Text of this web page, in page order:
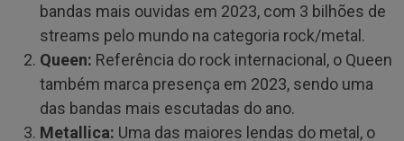
bandas mais ouvidas em 2023, com 3 bilhões de
streams pelo mundo na categoria rock/metal.
Queen: Referência do rock internacional, o Queen
também marca presença em 2023, sendo uma
das bandas mais escutadas do ano.
Metallica: Uma das maiores lendas do metal, o